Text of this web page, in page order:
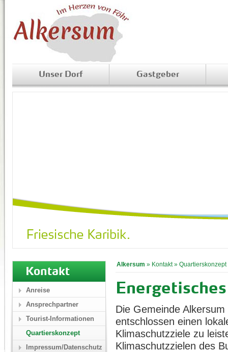
Unser Dorf Gastgeber
Alkersum » Kontakt» Quartierskonzept
Die Gemeinde
entschlossen einen
Klimaschutzziele zu
Klimaschutzzielen des
Kontakt
Anreise
Ansprechpartner
Tourist-Informationen
Quartierskonzept
Impressum/Datenschutz